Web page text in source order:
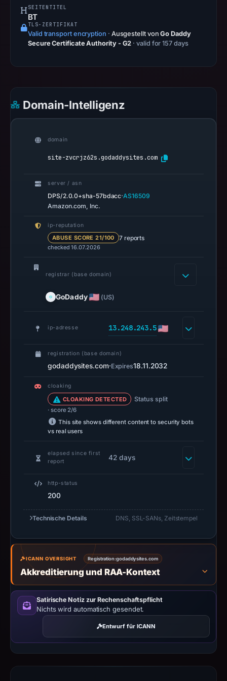
AlienVault
community
pulse
references
UTC.
recorded
result
on
Jul
2026
10:36
UTC.
captured
the
domain
1,
Negative
missing
results
do
not
establish
safety.
Context:
registrar
GoDaddy.com,
LLC,
SEITENTITEL
BT
TLS-ZERTIFIKAT
Valid transport encryption · Ausgestellt vonGo Daddy
Secure Certificate Authority - G2 · valid for 157 days
Domain-Intelligenz
domain
site-zvcrjz62s.godaddysites.com
server / asn
DPS/2.0.0+sha-57bdacc·AS16509
Amazon.com, Inc.
ip-reputation
ABUSE SCORE 21/100 7 reports
checked 16.07.2026
registrar (base domain)
GoDaddy (US)
ip-adresse 13.248.243.5
registration (base domain)
godaddysites.com·Expires18.11.2032
cloaking
CLOAKING DETECTED Status split
· score 2/6
This site shows different content to security bots
vs real users
elapsed since first
report
42 days
http-status
200
Technische Details DNS, SSL-SANs, Zeitstempel
ICANN OVERSIGHT Registration:godaddysites.com
Akkreditierung und RAA-Kontext
Satirische Notiz zur Rechenschaftspflicht
Nichts wird automatisch gesendet.
Entwurf für ICANN